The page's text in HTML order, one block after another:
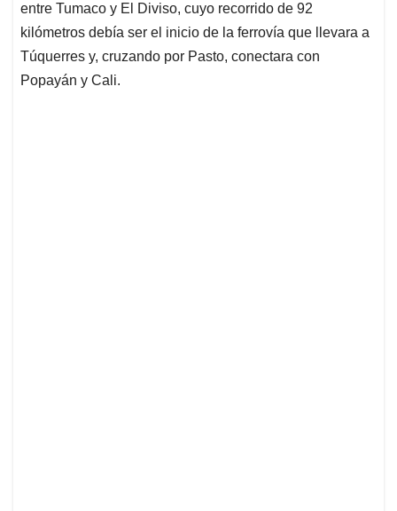
entre Tumaco y El Diviso, cuyo recorrido de 92
kilómetros debía ser el inicio de la ferrovía que llevara a
Túquerres y, cruzando por Pasto, conectara con
Popayán y Cali.